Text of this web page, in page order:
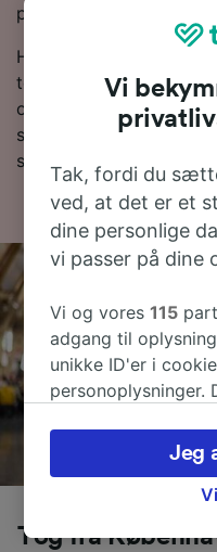
priser og få de billigste
Hvis du vil vide mere
togplaner og,-tips til,
og ofte stillede
sidste togtider. Vil du
søgning med os i dag!
Tog fra
Vi
Tak, fordi du
ved, at det er et
dine personlige
vi passer på dine
Vi og vores115
adgang til
unikke ID'er i
personoplysninger.
herunder din ret til
legitim interesse
siden om
browsingdata. Dine
Jeg